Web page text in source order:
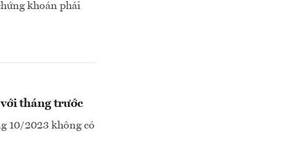
khoán phái
tháng trước
10/2023 không có